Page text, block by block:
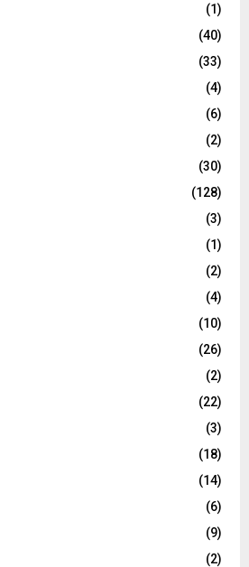
(1)
(40)
(33)
(4)
(6)
(2)
(30)
(128)
(3)
(1)
(2)
(4)
(10)
(26)
(2)
(22)
(3)
(18)
(14)
(6)
(9)
(2)